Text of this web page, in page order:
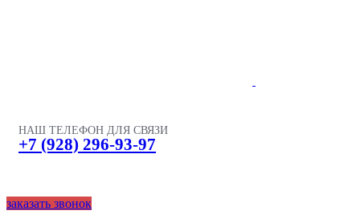
НАШ ТЕЛЕФОН ДЛЯ СВЯЗИ
+7 (928) 296-93-97
заказать звонок